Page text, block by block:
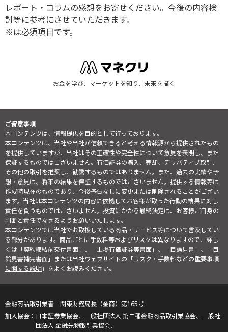
レポート・コラムの感想をお寄せください。今後の内容検
討等に参考にさせていただきます。
※は必須項目です。
お金を学び、マーケットを知り、未来を描く
ご留意事項
本コンテンツは、情報提供を目的として行っております。
本コンテンツは、当社や当社が信頼できると考える情報源から提供されたもの
を提供していますが、当社はその正確性や完全性について意見を表明し、また
保証するものではございません。有価証券の購入、売却、デリバティブ取引、
その他の取引を推奨し、勧誘するものではありません。また、過去の実績や予
想・意見は、将来の結果を保証するものではございません。提供する情報等は
作成時現在のものであり、今後予告なしに変更または削除されることがござい
ます。当社は本コンテンツの内容に依拠してお客様が取った行動の結果に対し
責任を負うものではございません。投資にかかる最終決定は、お客様ご自身の
判断と責任でなさるようお願いいたします。
本コンテンツでは当社でお取扱している商品・サービス等について言及してい
る部分があります。商品ごとに手数料等およびリスクは異なりますので、詳し
くは「契約締結前交付書面」、「上場有価証券等書面」、「目論見書」、「目
論見書補完書面」または当社ウェブサイトの「リスク・手数料などの重要事項
に関する説明」をよくお読みください。
金融商品取引業者 関東財務局長（金商）第165号
日本証券業協会、一般社団法人 第二種金融商品取引業協会、一般社
団法人 金融先物取引業協会、